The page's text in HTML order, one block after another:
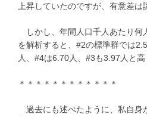
上昇していたのですが、有意差は
しかし、年間人口千人あたり何
を解析すると、#2の標準群では
人、#4は6.70人、#3も3.97人と高
＊＊＊＊＊＊＊＊＊＊＊＊
過去にも述べたように、私自身